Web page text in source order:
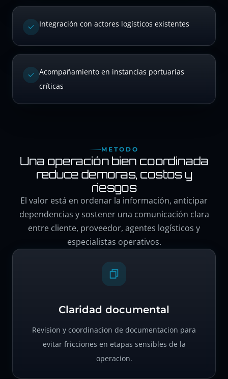
Integración con actores logísticos existentes
Acompañamiento en instancias portuarias
críticas
METODO
Una operación bien coordinada
reduce demoras, costos y
riesgos
El valor está en ordenar la información, anticipar
dependencias y sostener una comunicación clara
entre cliente, proveedor, agentes logísticos y
especialistas operativos.
Claridad documental
Revision y coordinacion de documentacion para
evitar fricciones en etapas sensibles de la
operacion.